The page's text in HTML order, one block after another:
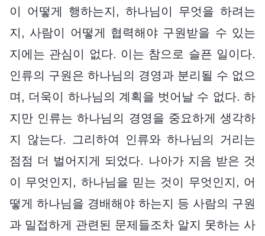
이 어떻게 행하는지, 하나님이 무엇을 하려는
지, 사람이 어떻게 협력해야 구원받을 수 있는
지에는 관심이 없다. 이는 참으로 슬픈 일이다.
인류의 구원은 하나님의 경영과 분리될 수 없으
며, 더욱이 하나님의 계획을 벗어날 수 없다. 하
지만 인류는 하나님의 경영을 중요하게 생각하
지 않는다. 그리하여 인류와 하나님의 거리는
점점 더 벌어지게 되었다. 나아가 지음 받은 것
이 무엇인지, 하나님을 믿는 것이 무엇인지, 어
떻게 하나님을 경배해야 하는지 등 사람의 구원
과 밀접하게 관련된 문제들조차 알지 못하는 사